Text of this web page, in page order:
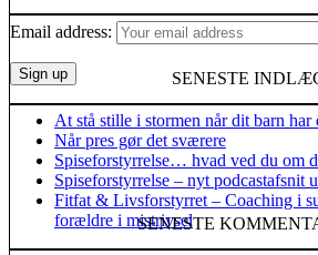
Email address:
SENESTE
At stå stille i stormen når dit barn har
Når pres gør det sværere
Spiseforstyrrelse… hvad ved du om
Spiseforstyrrelse – nyt podcastafsnit
Fitfat & Livsforstyrret – Coaching i
forældre i mistrivsel
SENESTE